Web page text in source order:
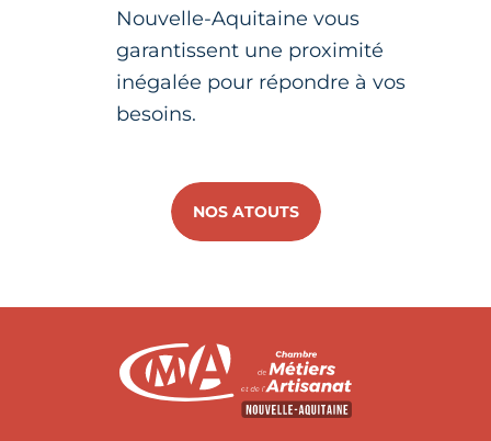
Nouvelle-Aquitaine vous
garantissent une proximité
inégalée pour répondre à vos
besoins.
NOS ATOUTS